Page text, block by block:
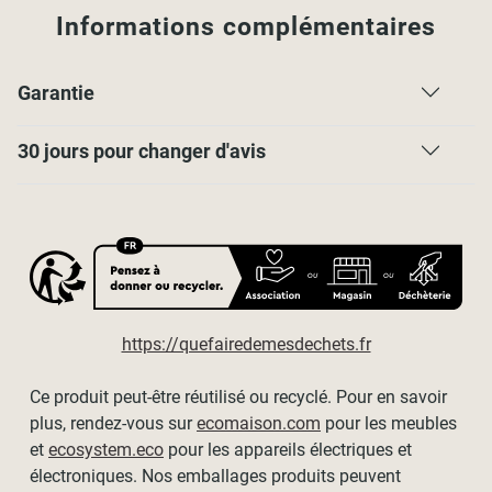
Attention
, vous ne pouvez pas recouper vos lamelles en
largeur.
Contenu de l’emballage
1 Barre de lestage
Coloris disponibles :
- Beige
Informations complémentaires
Garantie
30 jours pour changer d'avis
https://quefairedemesdechets.fr
Ce produit peut-être réutilisé ou recyclé. Pour en savoir
plus, rendez-vous surecomaison.com pour les meubles
et ecosystem.eco pour les appareils électriques et
électroniques. Nos emballages produits peuvent